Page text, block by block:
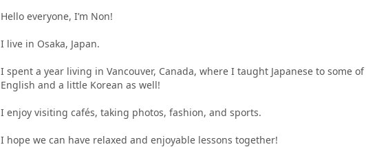
Hello everyone, I’m Non!
I live in Osaka, Japan.
I spent a year living in Vancouver, Canada, where I taught Japanese to some
English and a little Korean as well!
I enjoy visiting cafés, taking photos, fashion, and sports.
I hope we can have relaxed and enjoyable lessons together!